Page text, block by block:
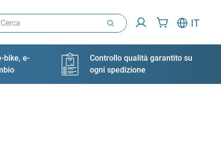
IT
bike, e-
Controllo qualità garantito su
ogni spedizione